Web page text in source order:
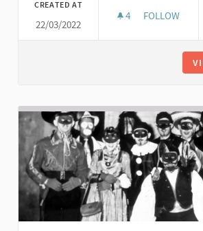
CREATED AT
22/03/2022
4 4 FOLLOWERS
FOLLOW